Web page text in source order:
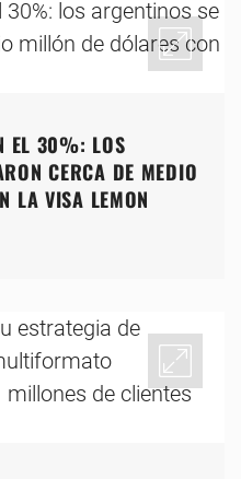
EL 30%: LOS
CERCA DE MEDIO
LA VISA LEMON